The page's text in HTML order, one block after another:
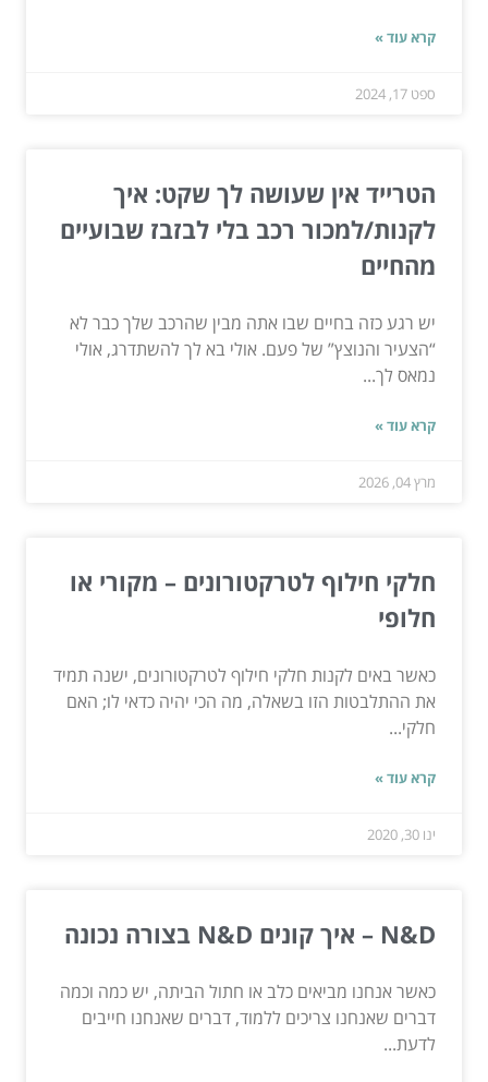
קרא עוד »
ספט 17, 2024
הטרייד אין שעושה לך שקט: איך
לקנות/למכור רכב בלי לבזבז שבועיים
מהחיים
יש רגע כזה בחיים שבו אתה מבין שהרכב שלך כבר לא
“הצעיר והנוצץ” של פעם. אולי בא לך להשתדרג, אולי
נמאס לך...
קרא עוד »
מרץ 04, 2026
חלקי חילוף לטרקטורונים – מקורי או
חלופי
כאשר באים לקנות חלקי חילוף לטרקטורונים, ישנה תמיד
את ההתלבטות הזו בשאלה, מה הכי יהיה כדאי לו; האם
חלקי...
קרא עוד »
ינו 30, 2020
N&D – איך קונים N&D בצורה נכונה
כאשר אנחנו מביאים כלב או חתול הביתה, יש כמה וכמה
דברים שאנחנו צריכים ללמוד, דברים שאנחנו חייבים
לדעת...